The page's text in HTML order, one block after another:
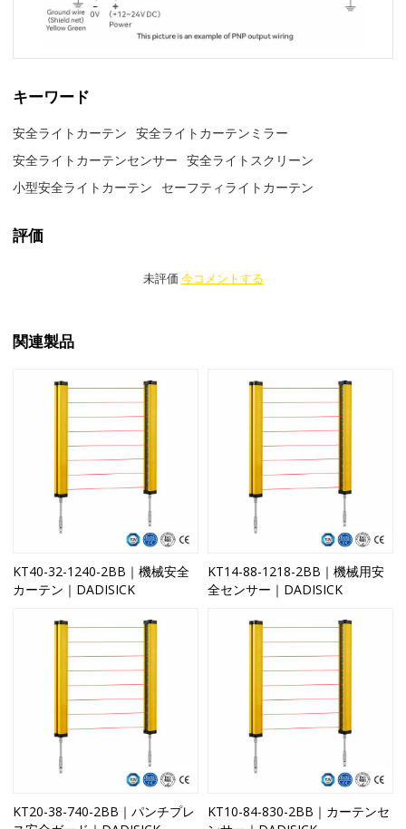
キーワード
安全ライトカーテン
安全ライトカーテンミラー
安全ライトカーテンセンサー
安全ライトスクリーン
小型安全ライトカーテン
セーフティライトカーテン
評価
未評価 今コメントする
関連製品
KT40-32-1240-2BB｜機械安全
カーテン｜DADISICK
KT14-88-1218-2BB｜機械用安
全センサー｜DADISICK
KT20-38-740-2BB｜パンチプレ
KT10-84-830-2BB｜カーテンセ